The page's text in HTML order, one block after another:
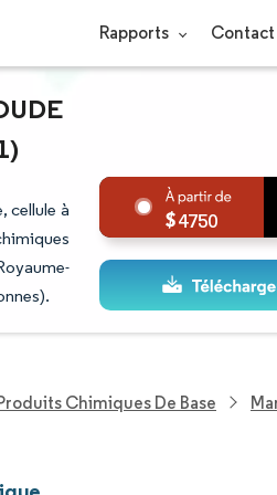
Rapports Contact
cellule à
4750
Chimiques De Base